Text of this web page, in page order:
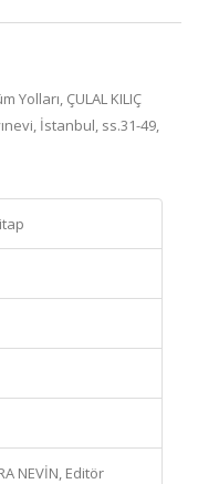
ÇULAL KILIÇ
İstanbul, ss.31-49,
NEVİN, Editör